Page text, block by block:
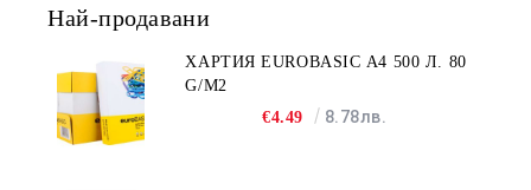
Най-продавани
ХАРТИЯ EUROBASIC А4 500 Л. 80
G/M2
€4.49
8.78лв.